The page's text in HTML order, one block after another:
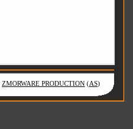
ZMORWARE PRODUCTION (AS)